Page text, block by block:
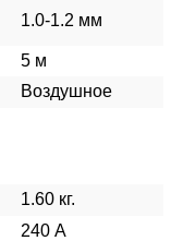
1.0-1.2 мм
5 м
Воздушное
1.60 кг.
240 А